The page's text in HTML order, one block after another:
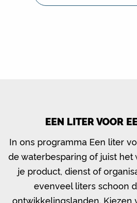
EEN LITER VOOR
In ons programma Een liter
de waterbesparing of juist het
je product, dienst of
evenveel liters schoon
ontwikkelingslanden. Kiezen